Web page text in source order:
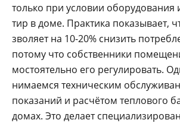
только при условии обо­рудования
тир в доме. Практика по­казывает,
зволяет на 10-20% сни­зить
потому что собственни­ки
мостоятельно его регули­ровать.
нимаемся техническим
показаний и расчё­том теплового
домах. Это делает